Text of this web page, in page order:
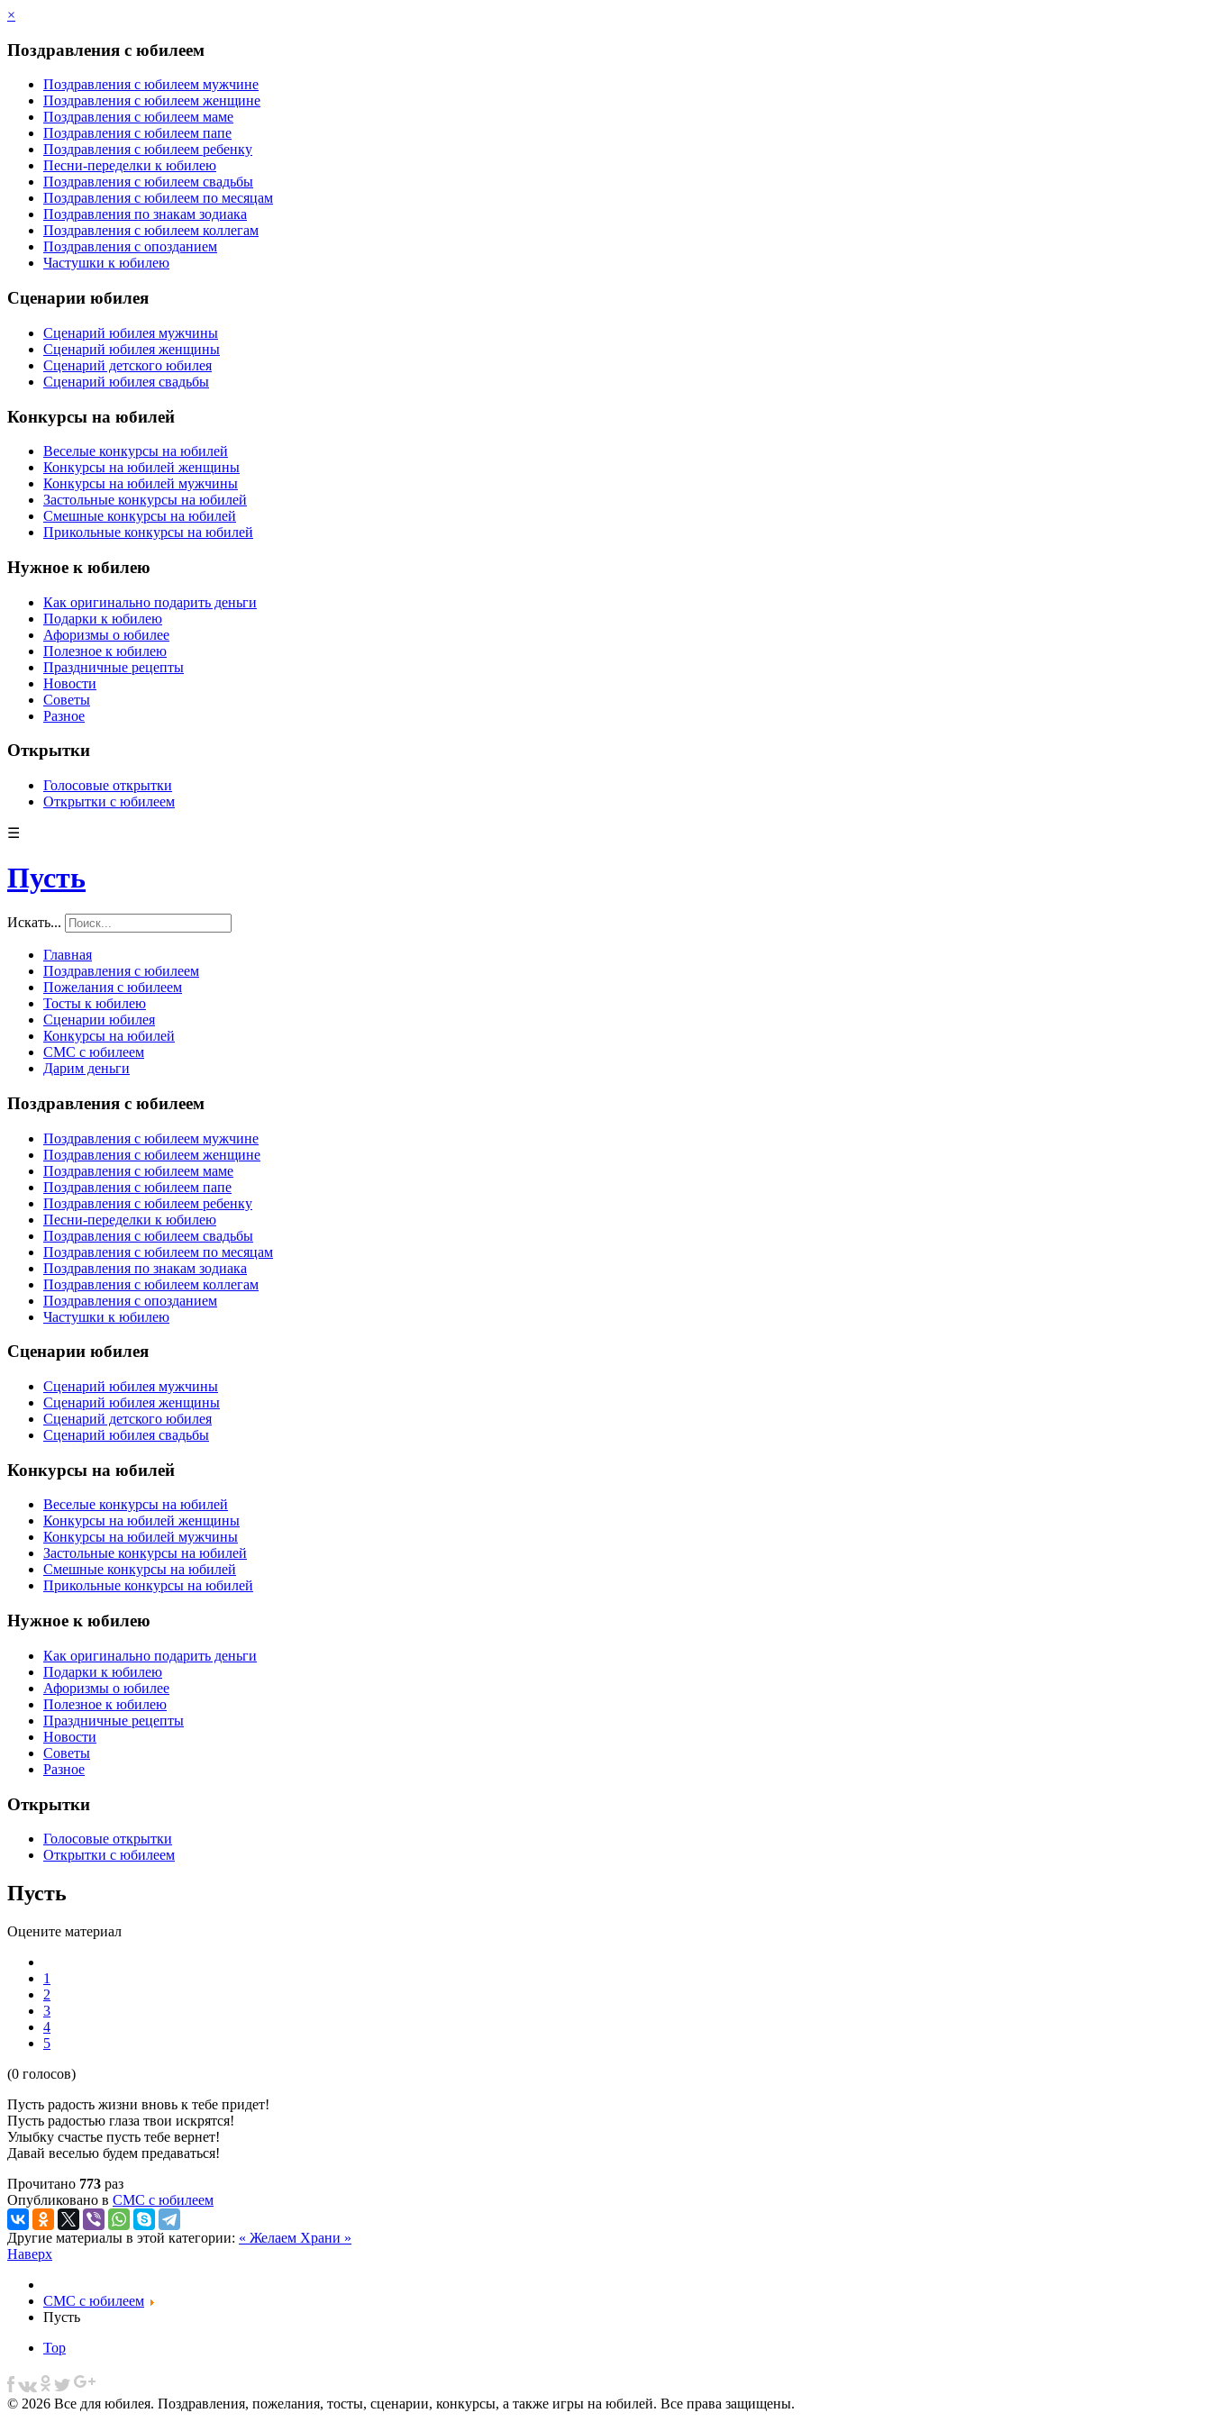
×
Поздравления с юбилеем
Поздравления с юбилеем мужчине
Поздравления с юбилеем женщине
Поздравления с юбилеем маме
Поздравления с юбилеем папе
Поздравления с юбилеем ребенку
Песни-переделки к юбилею
Поздравления с юбилеем свадьбы
Поздравления с юбилеем по месяцам
Поздравления по знакам зодиака
Поздравления с юбилеем коллегам
Поздравления с опозданием
Частушки к юбилею
Сценарии юбилея
Сценарий юбилея мужчины
Сценарий юбилея женщины
Сценарий детского юбилея
Сценарий юбилея свадьбы
Конкурсы на юбилей
Веселые конкурсы на юбилей
Конкурсы на юбилей женщины
Конкурсы на юбилей мужчины
Застольные конкурсы на юбилей
Смешные конкурсы на юбилей
Прикольные конкурсы на юбилей
Нужное к юбилею
Как оригинально подарить деньги
Подарки к юбилею
Афоризмы о юбилее
Полезное к юбилею
Праздничные рецепты
Новости
Советы
Разное
Открытки
Голосовые открытки
Открытки с юбилеем
☰
Пусть
Искать...
Главная
Поздравления с юбилеем
Пожелания с юбилеем
Тосты к юбилею
Сценарии юбилея
Конкурсы на юбилей
СМС с юбилеем
Дарим деньги
Поздравления с юбилеем
Поздравления с юбилеем мужчине
Поздравления с юбилеем женщине
Поздравления с юбилеем маме
Поздравления с юбилеем папе
Поздравления с юбилеем ребенку
Песни-переделки к юбилею
Поздравления с юбилеем свадьбы
Поздравления с юбилеем по месяцам
Поздравления по знакам зодиака
Поздравления с юбилеем коллегам
Поздравления с опозданием
Частушки к юбилею
Сценарии юбилея
Сценарий юбилея мужчины
Сценарий юбилея женщины
Сценарий детского юбилея
Сценарий юбилея свадьбы
Конкурсы на юбилей
Веселые конкурсы на юбилей
Конкурсы на юбилей женщины
Конкурсы на юбилей мужчины
Застольные конкурсы на юбилей
Смешные конкурсы на юбилей
Прикольные конкурсы на юбилей
Нужное к юбилею
Как оригинально подарить деньги
Подарки к юбилею
Афоризмы о юбилее
Полезное к юбилею
Праздничные рецепты
Новости
Советы
Разное
Открытки
Голосовые открытки
Открытки с юбилеем
Пусть
Оцените материал
1
2
3
4
5
(0 голосов)
Пусть радость жизни вновь к тебе придет!
Пусть радостью глаза твои искрятся!
Улыбку счастье пусть тебе вернет!
Давай веселью будем предаваться!
Прочитано 773 раз
Опубликовано в СМС с юбилеем
Другие материалы в этой категории: « Желаем Храни »
Наверх
СМС с юбилеем
Пусть
Top
© 2026 Все для юбилея. Поздравления, пожелания, тосты, сценарии, конкурсы, а также игры на юбилей. Все права защищены.